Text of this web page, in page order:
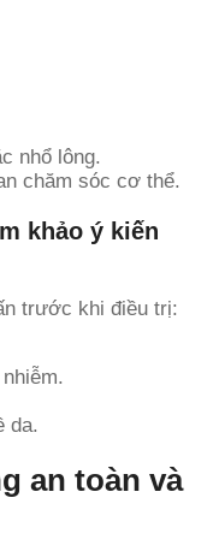
nhổ lông.
chăm sóc cơ thể.
khảo ý kiến
trước khi điều trị:
da.
an toàn và